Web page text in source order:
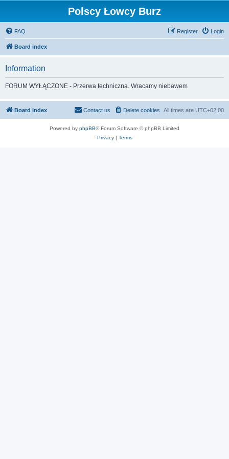
Polscy Łowcy Burz
FAQ Login
Register
Board index
Information
FORUM WYŁĄCZONE - Przerwa techniczna. Wracamy niebawem
Board index All times are UTC+02:00
Delete cookies
Contact us
Powered by phpBB® Forum Software © phpBB Limited
Privacy| Terms